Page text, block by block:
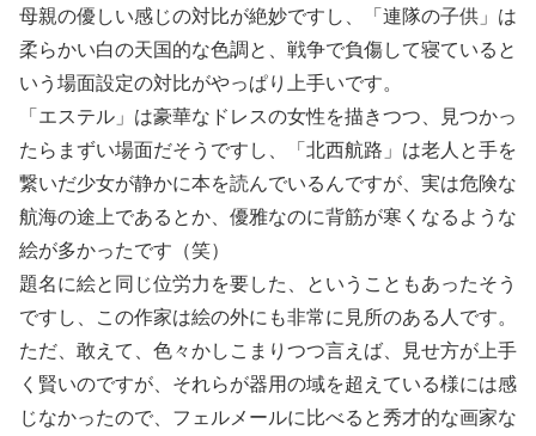
母親の優しい感じの対比が絶妙ですし、「連隊の子供」は
柔らかい白の天国的な色調と、戦争で負傷して寝ていると
いう場面設定の対比がやっぱり上手いです。
「エステル」は豪華なドレスの女性を描きつつ、見つかっ
たらまずい場面だそうですし、「北西航路」は老人と手を
繋いだ少女が静かに本を読んでいるんですが、実は危険な
航海の途上であるとか、優雅なのに背筋が寒くなるような
絵が多かったです（笑）
題名に絵と同じ位労力を要した、ということもあったそう
ですし、この作家は絵の外にも非常に見所のある人です。
ただ、敢えて、色々かしこまりつつ言えば、見せ方が上手
く賢いのですが、それらが器用の域を超えている様には感
じなかったので、フェルメールに比べると秀才的な画家な